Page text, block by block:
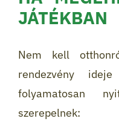
JÁTÉKBAN
Nem kell
rendezvény
folyamatosan
szerepelnek: